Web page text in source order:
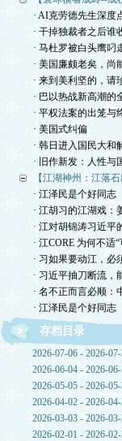
· AI克劳德先生深度
· 干掉独裁者之后谁
· 马杜罗被白头鹰叼
· 美国廉颇老矣，尚
· 来到美利坚的，请
· 巴以热战新高潮的
· 平权法案的出笼与
· 美国式纠偏
· 韩日进入国民大和
· 旧作新发：人性与
【江湖神州：江落石
· 江泽民是个好同志
· 江胡习的江湖戏：
· 江对胡锦涛习近平
· 江CORE 为何不适“
· 习如果要动江，必
· 习近平抽刀断流，
· 名不正而言必顺：
· 江泽民是个好同志
存档目录
2026-07-06 - 2026-
2026-06-04 - 2026-
2026-05-05 - 2026-
2026-04-02 - 2026-
2026-03-03 - 2026-
2026-02-01 - 2026-